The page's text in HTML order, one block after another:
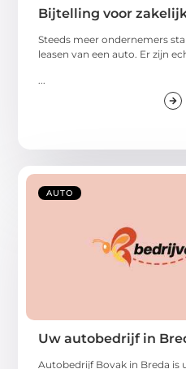
Bijtelling voor
Steeds meer ondernemers
leasen van een auto. Er zijn
...
AUTO
Uw autobedrijf in
Autobedrijf Bovak in Breda is